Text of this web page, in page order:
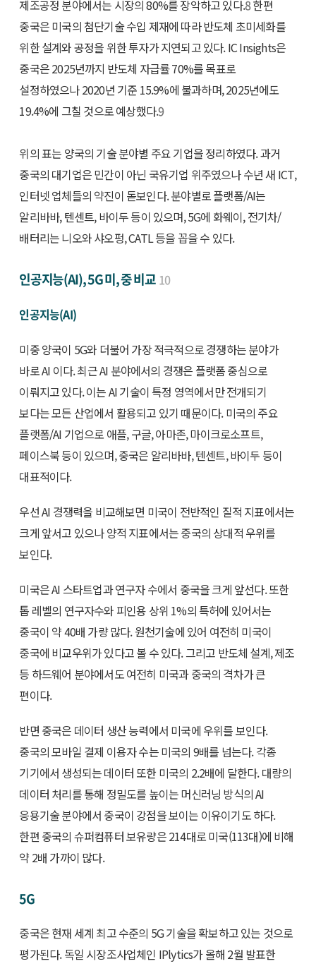
제조공정 분야에서는 시장의 80%를 장악하고 있다.8한편
중국은 미국의 첨단기술 수입 제재에 따라 반도체 초미세화를
위한 설계와 공정을 위한 투자가 지연되고 있다. IC Insights은
중국은 2025년까지 반도체 자급률 70%를 목표로
설정하였으나 2020년 기준 15.9%에 불과하며, 2025년에도
19.4%에 그칠 것으로 예상했다.9
위의 표는 양국의 기술 분야별 주요 기업을 정리하였다. 과거
중국의 대기업은 민간이 아닌 국유기업 위주였으나 수년 새 ICT,
인터넷 업체들의 약진이 돋보인다. 분야별로 플랫폼/AI는
알리바바, 텐센트, 바이두 등이 있으며, 5G에 화웨이, 전기차/
배터리는 니오와 샤오펑, CATL 등을 꼽을 수 있다.
인공지능(AI), 5G 미, 중 비교 10
인공지능(AI)
미중 양국이 5G와 더불어 가장 적극적으로 경쟁하는 분야가
바로 AI 이다. 최근 AI 분야에서의 경쟁은 플랫폼 중심으로
이뤄지고 있다. 이는 AI 기술이 특정 영역에서만 전개되기
보다는 모든 산업에서 활용되고 있기 때문이다. 미국의 주요
플랫폼/AI 기업으로 애플, 구글, 아마존, 마이크로소프트,
페이스북 등이 있으며, 중국은 알리바바, 텐센트, 바이두 등이
대표적이다.
우선 AI 경쟁력을 비교해보면 미국이 전반적인 질적 지표에서는
크게 앞서고 있으나 양적 지표에서는 중국의 상대적 우위를
보인다.
미국은 AI 스타트업과 연구자 수에서 중국을 크게 앞선다. 또한
톱 레벨의 연구자수와 피인용 상위 1%의 특허에 있어서는
중국이 약 40배 가량 많다. 원천기술에 있어 여전히 미국이
중국에 비교우위가 있다고 볼 수 있다. 그리고 반도체 설계, 제조
등 하드웨어 분야에서도 여전히 미국과 중국의 격차가 큰
편이다.
반면 중국은 데이터 생산 능력에서 미국에 우위를 보인다.
중국의 모바일 결제 이용자 수는 미국의 9배를 넘는다. 각종
기기에서 생성되는 데이터 또한 미국의 2.2배에 달한다. 대량의
데이터 처리를 통해 정밀도를 높이는 머신러닝 방식의 AI
응용기술 분야에서 중국이 강점을 보이는 이유이기도 하다.
한편 중국의 슈퍼컴퓨터 보유량은 214대로 미국(113대)에 비해
약 2배 가까이 많다.
5G
중국은 현재 세계 최고 수준의 5G 기술을 확보하고 있는 것으로
평가된다. 독일 시장조사업체인 IPlytics가 올해 2월 발표한